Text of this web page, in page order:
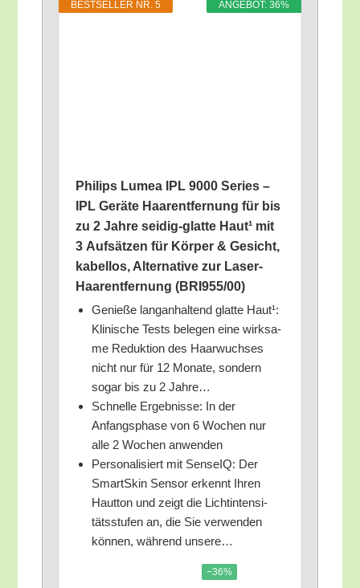
ANGE­BOT: 36%
BEST­SEL­LER NR. 5
Phil­ips Lumea IPL 9000 Series –
IPL Gerä­te Haar­ent­fer­nung für bis
zu 2 Jah­re sei­dig-glat­te Haut¹ mit
3 Auf­sät­zen für Kör­per & Gesicht,
kabel­los, Alter­na­ti­ve zur Laser-
Haar­ent­fer­nung (BRI955/​00)
Genie­ße lang­an­hal­tend glat­te Haut¹:
Kli­ni­sche Tests bele­gen eine wirk­sa­
me Reduk­ti­on des Haar­wuch­ses
nicht nur für 12 Mona­te, son­dern
sogar bis zu 2 Jahre…
Schnel­le Ergeb­nis­se: In der
Anfangs­pha­se von 6 Wochen nur
alle 2 Wochen anwenden
Per­so­na­li­siert mit Sen­seIQ: Der
SmartS­kin Sen­sor erkennt Ihren
Haut­ton und zeigt die Licht­in­ten­si­
täts­stu­fen an, die Sie ver­wen­den
kön­nen, wäh­rend unsere…
−36%